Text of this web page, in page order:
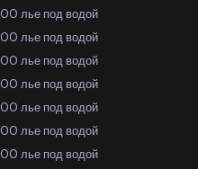
лье под водой
лье под водой
лье под водой
лье под водой
лье под водой
лье под водой
лье под водой